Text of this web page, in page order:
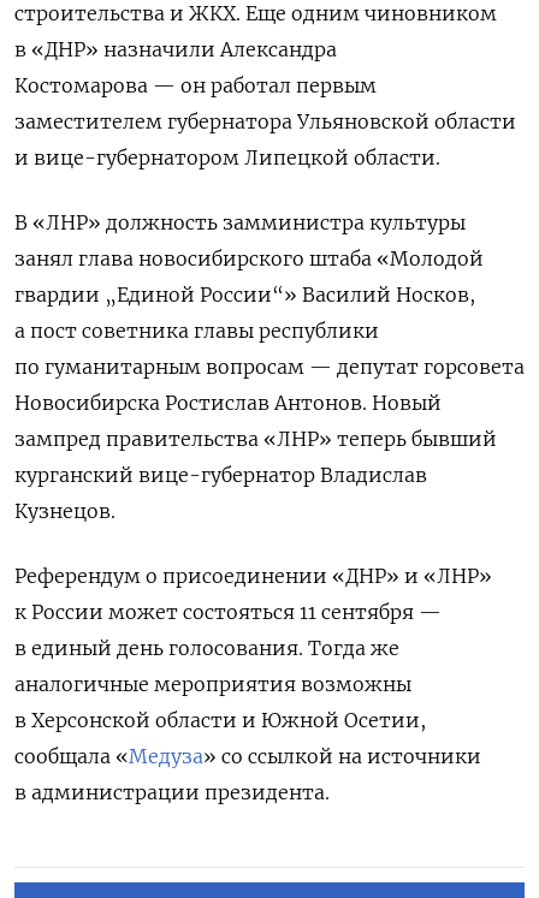
строительства и ЖКХ. Еще одним чиновником
в «ДНР» назначили Александра
Костомарова — он работал первым
заместителем губернатора Ульяновской области
и вице-губернатором Липецкой области.
В «ЛНР» должность замминистра культуры
занял глава новосибирского штаба «Молодой
гвардии „Единой России“» Василий Носков,
а пост советника главы республики
по гуманитарным вопросам — депутат горсовета
Новосибирска Ростислав Антонов. Новый
зампред правительства «ЛНР» теперь бывший
курганский вице-губернатор Владислав
Кузнецов.
Референдум о присоединении «ДНР» и «ЛНР»
к России может состояться 11 сентября —
в единый день голосования. Тогда же
аналогичные мероприятия возможны
в Херсонской области и Южной Осетии,
сообщала «Медуза» со ссылкой на источники
в администрации президента.